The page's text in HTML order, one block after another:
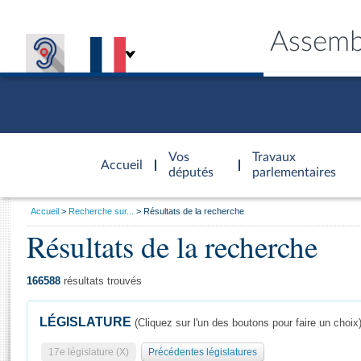
Accueil
d'accueil
Vos
députés
Travaux
parlementaires
Général
Vous
Accueil Recherche sur... Résultats de la recherche
Résultats de la recherche
166588 résultats trouvés
LÉGISLATURE (Cliquez sur l'un des boutons pour faire un choix)
17e législature (X) Précédentes législatures